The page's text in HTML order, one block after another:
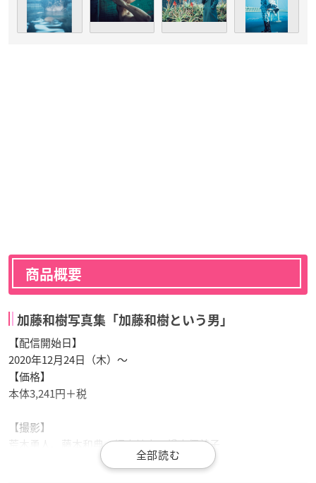
商品概要
加藤和樹写真集「加藤和樹という男」
【配信開始日】
2020年12月24日（木）～
【価格】
本体3,241円＋税
【撮影】
荒木勇人、藤本和典、網中健太、樽木優美子